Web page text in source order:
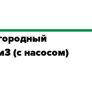
(с насосом)